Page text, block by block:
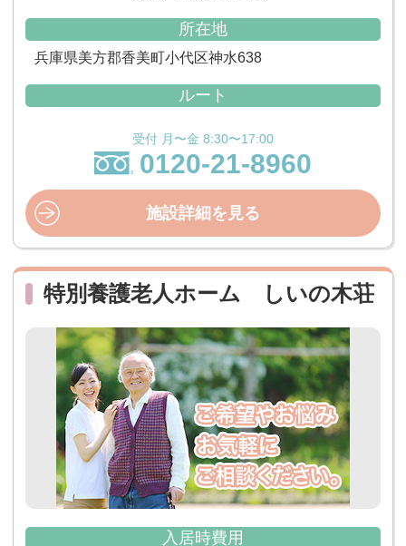
所在地
兵庫県美方郡香美町小代区神水638
ルート
受付 月〜金 8:30〜17:00
0120-21-8960
施設詳細を見る
特別養護老人ホーム しいの木荘
入居時費用